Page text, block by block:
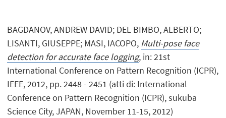
BAGDANOV, ANDREW DAVID; DEL BIMBO, ALBERTO;
LISANTI, GIUSEPPE; MASI, IACOPO, Multi-pose face
detection for accurate face logging, in: 21st
International Conference on Pattern Recognition (ICPR),
IEEE, 2012, pp. 2448 - 2451 (atti di: International
Conference on Pattern Recognition (ICPR), sukuba
Science City, JAPAN, November 11-15, 2012)